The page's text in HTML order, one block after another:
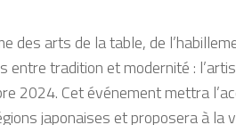
des arts de la table, de
entre tradition et modernité :
2024. Cet événement mettra
japonaises et proposera à